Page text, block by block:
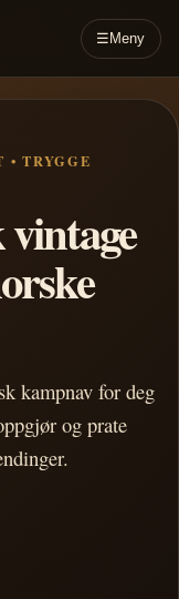
☰ Meny
• TRYGGE
kampnav for deg
og prate